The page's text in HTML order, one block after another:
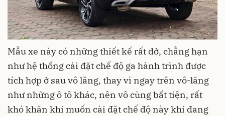
Mẫu xe này có những thiết kế rất dở, chẳng hạn
như hệ thống cài đặt chế độ ga hành trình được
tích hợp ở sau vô lăng, thay vì ngay trên vô-lăng
như những ô tô khác, nên vô cùng bất tiện, rất
khó khăn khi muốn cài đặt chế độ này khi đang